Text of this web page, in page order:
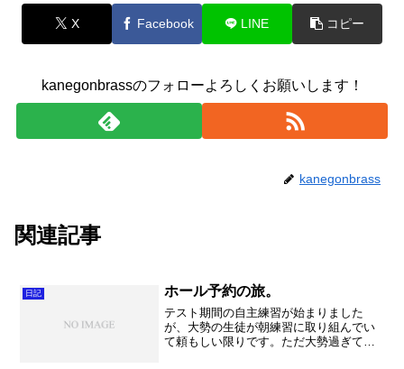
X Facebook LINE コピー
kanegonbrassのフォローよろしくお願いします！
kanegonbrass
関連記事
日記 ホール予約の旅。
テスト期間の自主練習が始まりました
が、大勢の生徒が朝練習に取り組んでい
て頼もしい限りです。ただ大勢過ぎて、